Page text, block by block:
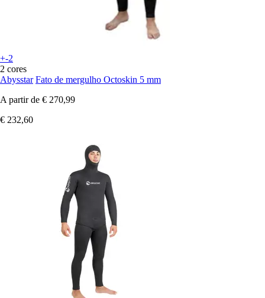
+-2
2 cores
Abysstar Fato de mergulho Octoskin 5 mm
A partir de € 270,99
€ 232,60